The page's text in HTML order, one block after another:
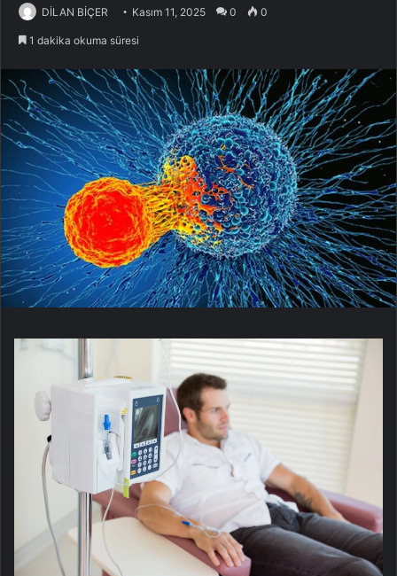
DİLAN BİÇER Kasım 11, 2025 0 0
1 dakika okuma süresi